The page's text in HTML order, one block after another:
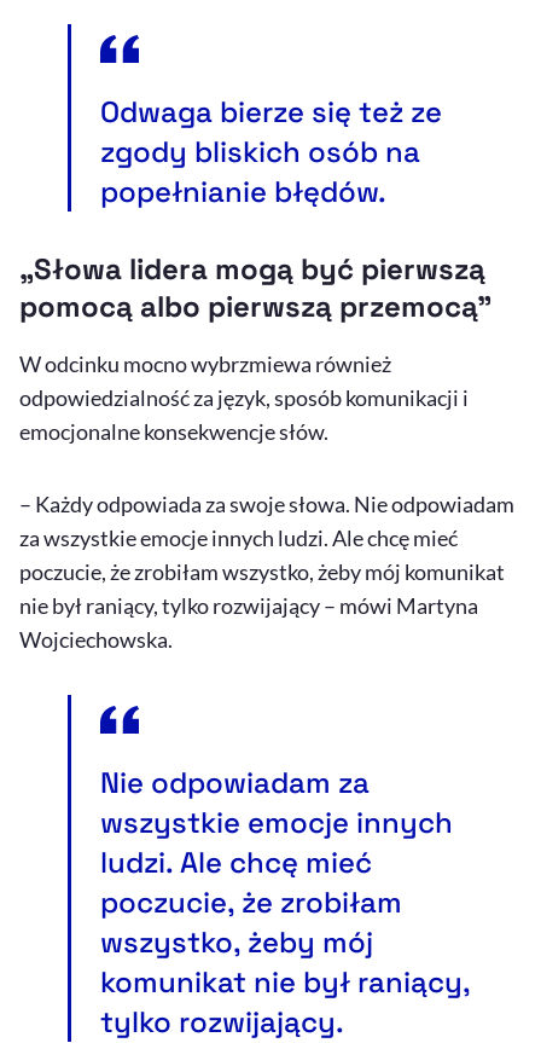
Odwaga bierze się też ze
zgody bliskich osób na
popełnianie błędów.
„Słowa lidera mogą być pierwszą
pomocą albo pierwszą przemocą”
W odcinku mocno wybrzmiewa również
odpowiedzialność za język, sposób komunikacji i
emocjonalne konsekwencje słów.
– Każdy odpowiada za swoje słowa. Nie odpowiadam
za wszystkie emocje innych ludzi. Ale chcę mieć
poczucie, że zrobiłam wszystko, żeby mój komunikat
nie był raniący, tylko rozwijający – mówi Martyna
Wojciechowska.
Nie odpowiadam za
wszystkie emocje innych
ludzi. Ale chcę mieć
poczucie, że zrobiłam
wszystko, żeby mój
komunikat nie był raniący,
tylko rozwijający.